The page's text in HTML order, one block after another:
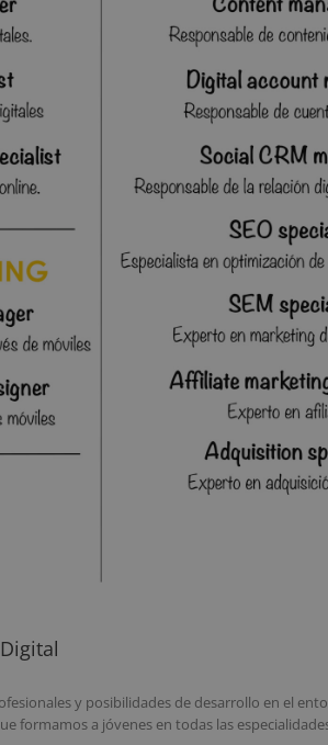
y posibilidades de desarrollo en el
formamos a jóvenes en todas las